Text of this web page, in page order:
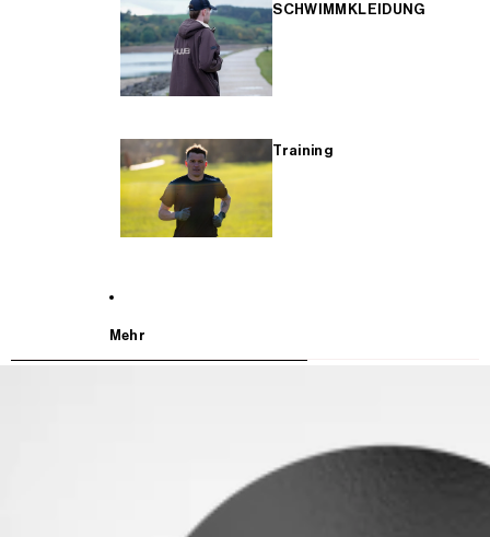
SCHWIMMKLEIDUNG
Training
Mehr
WEITER ZU DEN PRODUKTINFORMATIONEN